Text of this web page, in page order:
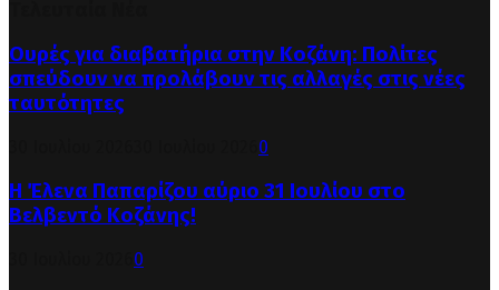
Ουρές για διαβατήρια στην Κοζάνη: Πολίτες
σπεύδουν να προλάβουν τις αλλαγές στις νέες
ταυτότητες
0
Η Έλενα Παπαρίζου αύριο 31 Ιουλίου στο
Βελβεντό Κοζάνης!
0